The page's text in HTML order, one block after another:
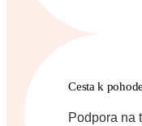
Cesta k pohode
Podpora na